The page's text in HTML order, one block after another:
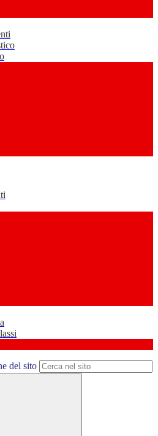
del sito